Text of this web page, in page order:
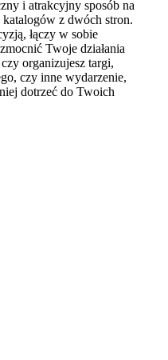
i atrakcyjny sposób na
z dwóch stron.
łączy w sobie
Twoje działania
organizujesz targi,
czy inne wydarzenie,
dotrzeć do Twoich